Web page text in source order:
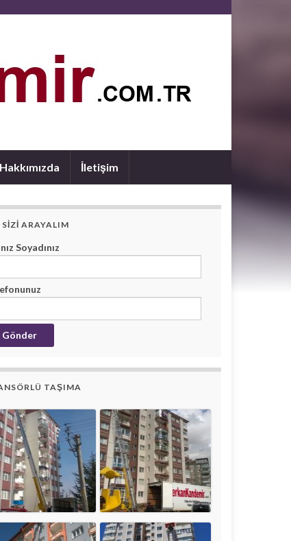
Hakkımızda İletişim
SIZI ARAYALIM
Soyadınız
TAŞIMA